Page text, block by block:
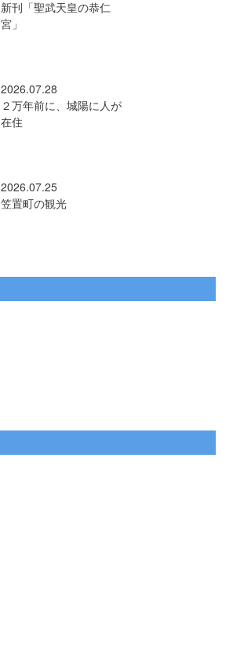
新刊「聖武天皇の恭仁
宮」
2026.07.28
２万年前に、城陽に人が
在住
2026.07.25
笠置町の観光